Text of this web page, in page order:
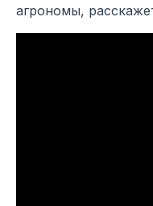
агрономы,